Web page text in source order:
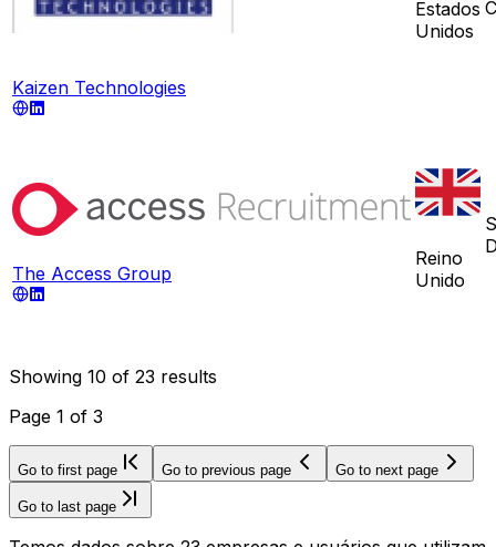
Kaizen Technologies
Estados
Unidos
The Access Group
Reino
Unido
Showing 10 of 23 results
Page 1 of 3
Go to first page Go to previous page Go to next page
Go to last page